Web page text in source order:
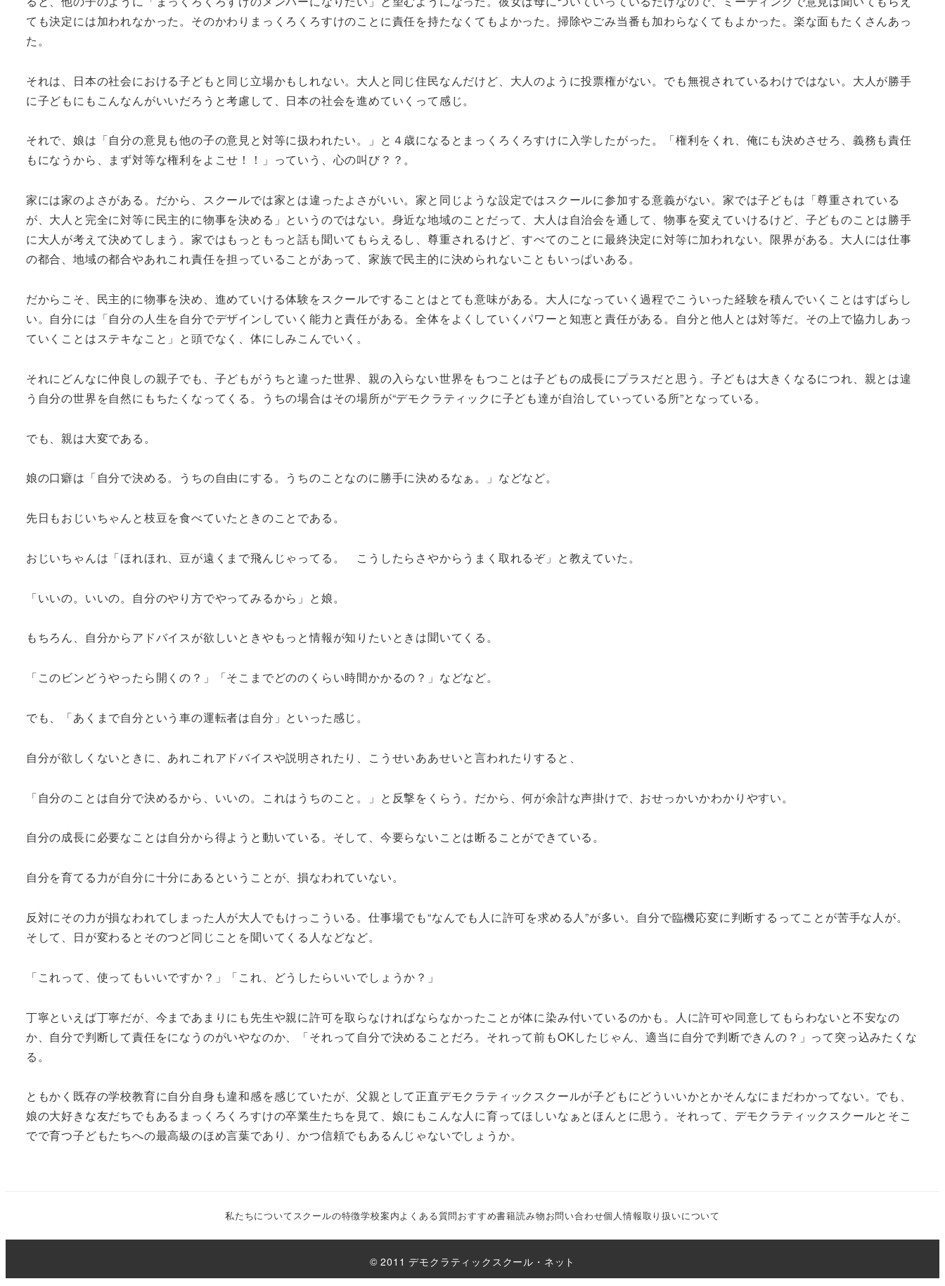
ても決定には加われなかった。そのかわりまっくろくろすけのことに責任を持たなくてもよかった。掃除やごみ当番も加わらなくてもよかった。楽な面もたくさんあっ
た。
それは、日本の社会における子どもと同じ立場かもしれない。大人と同じ住民なんだけど、大人のように投票権がない。でも無視されているわけではない。大人が勝手
に子どもにもこんなんがいいだろうと考慮して、日本の社会を進めていくって感じ。
それで、娘は「自分の意見も他の子の意見と対等に扱われたい。」と４歳になるとまっくろくろすけに入学したがった。「権利をくれ、俺にも決めさせろ、義務も責任
もになうから、まず対等な権利をよこせ！！」っていう、心の叫び？？。
家には家のよさがある。だから、スクールでは家とは違ったよさがいい。家と同じような設定ではスクールに参加する意義がない。家では子どもは「尊重されている
が、大人と完全に対等に民主的に物事を決める」というのではない。身近な地域のことだって、大人は自治会を通して、物事を変えていけるけど、子どものことは勝手
に大人が考えて決めてしまう。家ではもっともっと話も聞いてもらえるし、尊重されるけど、すべてのことに最終決定に対等に加われない。限界がある。大人には仕事
の都合、地域の都合やあれこれ責任を担っていることがあって、家族で民主的に決められないこともいっぱいある。
だからこそ、民主的に物事を決め、進めていける体験をスクールですることはとても意味がある。大人になっていく過程でこういった経験を積んでいくことはすばらし
い。自分には「自分の人生を自分でデザインしていく能力と責任がある。全体をよくしていくパワーと知恵と責任がある。自分と他人とは対等だ。その上で協力しあっ
ていくことはステキなこと」と頭でなく、体にしみこんでいく。
それにどんなに仲良しの親子でも、子どもがうちと違った世界、親の入らない世界をもつことは子どもの成長にプラスだと思う。子どもは大きくなるにつれ、親とは違
う自分の世界を自然にもちたくなってくる。うちの場合はその場所が“デモクラティックに子ども達が自治していっている所”となっている。
でも、親は大変である。
娘の口癖は「自分で決める。うちの自由にする。うちのことなのに勝手に決めるなぁ。」などなど。
先日もおじいちゃんと枝豆を食べていたときのことである。
おじいちゃんは「ほれほれ、豆が遠くまで飛んじゃってる。 こうしたらさやからうまく取れるぞ」と教えていた。
「いいの。いいの。自分のやり方でやってみるから」と娘。
もちろん、自分からアドバイスが欲しいときやもっと情報が知りたいときは聞いてくる。
「このビンどうやったら開くの？」「そこまでどののくらい時間かかるの？」などなど。
でも、「あくまで自分という車の運転者は自分」といった感じ。
自分が欲しくないときに、あれこれアドバイスや説明されたり、こうせいああせいと言われたりすると、
「自分のことは自分で決めるから、いいの。これはうちのこと。」と反撃をくらう。だから、何が余計な声掛けで、おせっかいかわかりやすい。
自分の成長に必要なことは自分から得ようと動いている。そして、今要らないことは断ることができている。
自分を育てる力が自分に十分にあるということが、損なわれていない。
反対にその力が損なわれてしまった人が大人でもけっこういる。仕事場でも“なんでも人に許可を求める人”が多い。自分で臨機応変に判断するってことが苦手な人が。
そして、日が変わるとそのつど同じことを聞いてくる人などなど。
「これって、使ってもいいですか？」「これ、どうしたらいいでしょうか？」
丁寧といえば丁寧だが、今まであまりにも先生や親に許可を取らなければならなかったことが体に染み付いているのかも。人に許可や同意してもらわないと不安なの
か、自分で判断して責任をになうのがいやなのか、「それって自分で決めることだろ。それって前もOKしたじゃん、適当に自分で判断できんの？」って突っ込みたくな
る。
ともかく既存の学校教育に自分自身も違和感を感じていたが、父親として正直デモクラティックスクールが子どもにどういいかとかそんなにまだわかってない。でも、
娘の大好きな友だちでもあるまっくろくろすけの卒業生たちを見て、娘にもこんな人に育ってほしいなぁとほんとに思う。それって、デモクラティックスクールとそこ
でで育つ子どもたちへの最高級のほめ言葉であり、かつ信頼でもあるんじゃないでしょうか。
私たちについてスクールの特徴学校案内よくある質問おすすめ書籍読み物お問い合わせ個人情報取り扱いについて
©️ 2011 デモクラティックスクール・ネット